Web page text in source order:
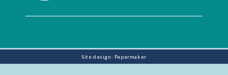
Site design: Papermaker